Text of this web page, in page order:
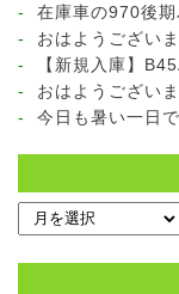
在庫車の970後期
おはようござい
【新規入庫】
おはようござい
今日も暑い一日で